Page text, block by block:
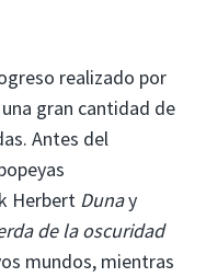
realizado por
gran cantidad de
Antes del
Herbert Dunay
de la oscuridad
mundos, mientras